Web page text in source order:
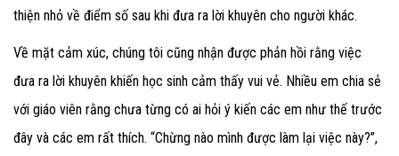
thiện nhỏ về điểm số sau khi đưa ra lời khuyên cho người khác.
Về mặt cảm xúc, chúng tôi cũng nhận được phản hồi rằng việc
đưa ra lời khuyên khiến học sinh cảm thấy vui vẻ. Nhiều em chia sẻ
với giáo viên rằng chưa từng có ai hỏi ý kiến các em như thế trước
đây và các em rất thích. “Chừng nào mình được làm lại việc này?”,